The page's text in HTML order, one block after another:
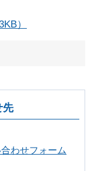
）
先
わせフォーム